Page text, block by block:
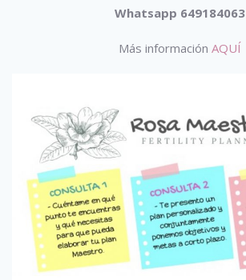
Whatsapp 649184063
Más información AQUÍ